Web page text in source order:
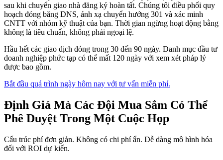
sau khi chuyển giao nhà đăng ký hoàn tất. Chúng tôi điều phối quy
hoạch đóng băng DNS, ánh xạ chuyển hướng 301 và xác minh
CNTT với nhóm kỹ thuật của bạn. Thời gian ngừng hoạt động bằng
không là tiêu chuẩn, không phải ngoại lệ.
Hầu hết các giao dịch đóng trong 30 đến 90 ngày. Danh mục đầu tư
doanh nghiệp phức tạp có thể mất 120 ngày với xem xét pháp lý
được bao gồm.
Bắt đầu quá trình ngày hôm nay với tư vấn miễn phí.
Định Giá Mà Các Đội Mua Sắm Có Thể
Phê Duyệt Trong Một Cuộc Họp
Cấu trúc phí đơn giản. Không có chi phí ẩn. Dễ dàng mô hình hóa
đối với ROI dự kiến.